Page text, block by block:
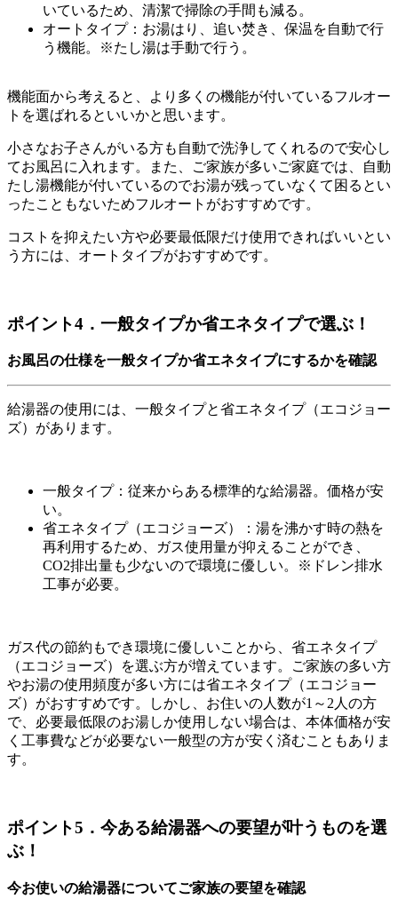
いているため、清潔で掃除の手間も減る。
オートタイプ： お湯はり、追い焚き、保温を自動で行
う機能。※たし湯は手動で行う。
機能面から考えると、より多くの機能が付いているフルオー
トを選ばれるといいかと思います。
小さなお子さんがいる方も自動で洗浄してくれるので安心し
てお風呂に入れます。また、ご家族が多いご家庭では、自動
たし湯機能が付いているのでお湯が残っていなくて困るとい
ったこともないためフルオートがおすすめです。
コストを抑えたい方や必要最低限だけ使用できればいいとい
う方には、オートタイプがおすすめです。
ポイント4．一般タイプか省エネタイプで選ぶ！
お風呂の仕様を一般タイプか省エネタイプにするかを確認
給湯器の使用には、一般タイプと省エネタイプ（エコジョー
ズ）があります。
一般タイプ：従来からある標準的な給湯器。価格が安
い。
省エネタイプ（エコジョーズ）：湯を沸かす時の熱を
再利用するため、ガス使用量が抑えることができ、
CO2排出量も少ないので環境に優しい。※ドレン排水
工事が必要。
ガス代の節約もでき環境に優しいことから、省エネタイプ
（エコジョーズ）を選ぶ方が増えています。ご家族の多い方
やお湯の使用頻度が多い方には省エネタイプ（エコジョー
ズ）がおすすめです。しかし、お住いの人数が1～2人の方
で、必要最低限のお湯しか使用しない場合は、本体価格が安
く工事費などが必要ない一般型の方が安く済むこともありま
す。
ポイント5．今ある給湯器への要望が叶うものを選
ぶ！
今お使いの給湯器についてご家族の要望を確認